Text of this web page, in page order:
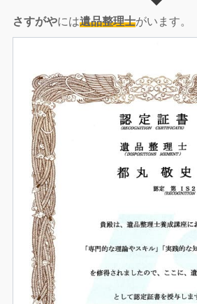
さすがやには遺品整理士がいます。